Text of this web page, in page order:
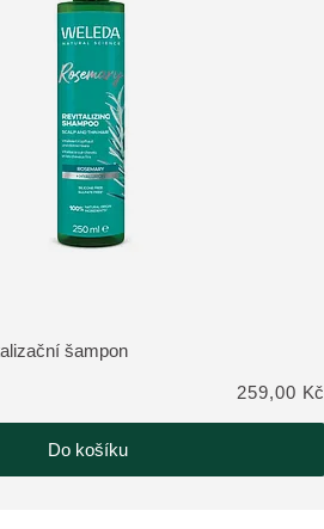
šampon
5 hvězdiček hodnoceno 4 zákazníky
259,00 Kč
Do košíku